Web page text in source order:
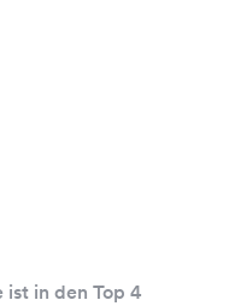
ist in den Top 4